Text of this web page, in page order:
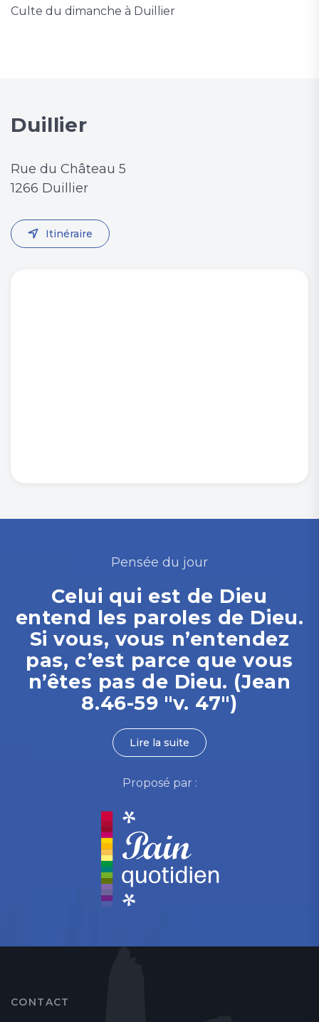
Culte du dimanche à Duillier
Duillier
Rue du Château 5
1266 Duillier
Itinéraire
Pensée du jour
Celui qui est de Dieu
entend les paroles de Dieu.
Si vous, vous n’entendez
pas, c’est parce que vous
n’êtes pas de Dieu. (Jean
8.46-59 "v. 47")
Lire la suite
Proposé par :
CONTACT